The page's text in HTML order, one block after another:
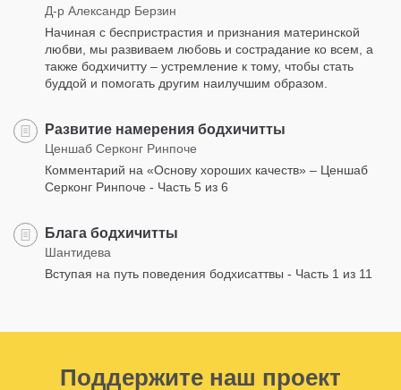
Д-р Александр Берзин
Начиная с беспристрастия и признания материнской
любви, мы развиваем любовь и сострадание ко всем, а
также бодхичитту – устремление к тому, чтобы стать
буддой и помогать другим наилучшим образом.
Развитие намерения бодхичитты
Ценшаб Серконг Ринпоче
Комментарий на «Основу хороших качеств» – Ценшаб
Серконг Ринпоче - Часть 5 из 6
Блага бодхичитты
Шантидева
Вступая на путь поведения бодхисаттвы - Часть 1 из 11
Поддержите наш проект